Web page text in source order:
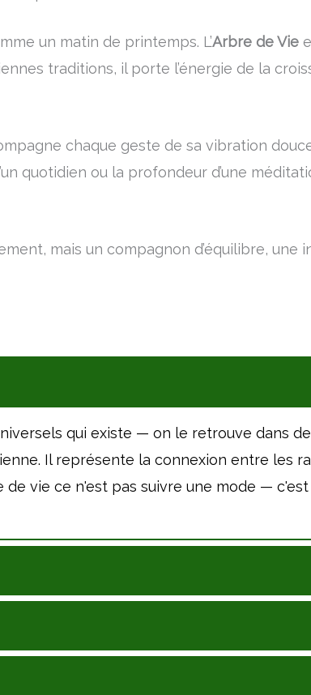
un matin de printemps. L’Arbre de Vie
traditions, il porte l’énergie de la
chaque geste de sa vibration
quotidien ou la profondeur d’une
mais un compagnon d’équilibre,
qui existe — on le retrouve dans
Il représente la connexion entre les
vie ce n'est pas suivre une mode —